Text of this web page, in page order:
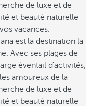
de luxe et de
et beauté naturelle
vacances.
est la destination la
Avec ses plages de
éventail d'activités,
amoureux de la
de luxe et de
et beauté naturelle